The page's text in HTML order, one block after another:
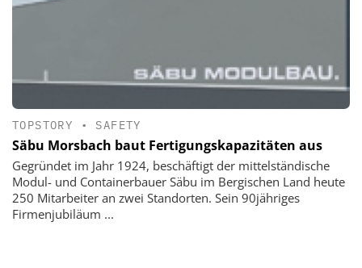
TOPSTORY • SAFETY
Säbu Morsbach baut Fertigungskapazitäten aus
Gegründet im Jahr 1924, beschäftigt der mittelständische
Modul- und Containerbauer Säbu im Bergischen Land heute
250 Mitarbeiter an zwei Standorten. Sein 90jähriges
Firmenjubiläum ...